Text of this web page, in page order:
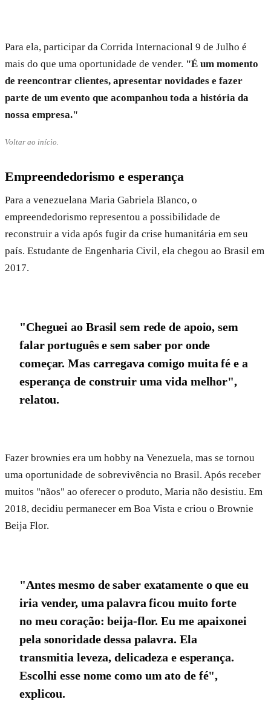
Para ela, participar da Corrida Internacional 9 de Julho é
mais do que uma oportunidade de vender. "É um momento
de reencontrar clientes, apresentar novidades e fazer
parte de um evento que acompanhou toda a história da
nossa empresa."
Voltar ao início.
Empreendedorismo e esperança
Para a venezuelana Maria Gabriela Blanco, o
empreendedorismo representou a possibilidade de
reconstruir a vida após fugir da crise humanitária em seu
país. Estudante de Engenharia Civil, ela chegou ao Brasil em
2017.
"Cheguei ao Brasil sem rede de apoio, sem
falar português e sem saber por onde
começar. Mas carregava comigo muita fé e a
esperança de construir uma vida melhor",
relatou.
Fazer brownies era um hobby na Venezuela, mas se tornou
uma oportunidade de sobrevivência no Brasil. Após receber
muitos "nãos" ao oferecer o produto, Maria não desistiu. Em
2018, decidiu permanecer em Boa Vista e criou o Brownie
Beija Flor.
"Antes mesmo de saber exatamente o que eu
iria vender, uma palavra ficou muito forte
no meu coração: beija-flor. Eu me apaixonei
pela sonoridade dessa palavra. Ela
transmitia leveza, delicadeza e esperança.
Escolhi esse nome como um ato de fé",
explicou.